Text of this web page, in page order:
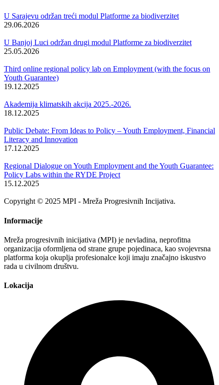
U Sarajevu održan treći modul Platforme za biodiverzitet
29.06.2026
U Banjoj Luci održan drugi modul Platforme za biodiverzitet
25.05.2026
Third online regional policy lab on Employment (with the focus on
Youth Guarantee)
19.12.2025
Akademija klimatskih akcija 2025.-2026.
18.12.2025
Public Debate: From Ideas to Policy – Youth Employment, Financial
Literacy and Innovation
17.12.2025
Regional Dialogue on Youth Employment and the Youth Guarantee:
Policy Labs within the RYDE Project
15.12.2025
Copyright © 2025 MPI - Mreža Progresivnih Incijativa.
Informacije
Mreža progresivnih inicijativa (MPI) je nevladina, neprofitna
organizacija oformljena od strane grupe pojedinaca, kao svojevrsna
platforma koja okuplja profesionalce koji imaju značajno iskustvo
rada u civilnom društvu.
Lokacija